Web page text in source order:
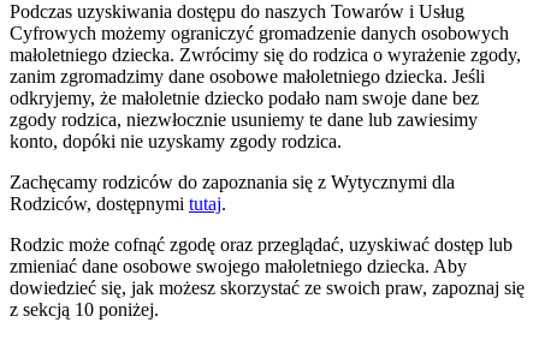
Podczas uzyskiwania dostępu do naszych Towarów i Usług
Cyfrowych możemy ograniczyć gromadzenie danych osobowych
małoletniego dziecka. Zwrócimy się do rodzica o wyrażenie zgody,
zanim zgromadzimy dane osobowe małoletniego dziecka. Jeśli
odkryjemy, że małoletnie dziecko podało nam swoje dane bez
zgody rodzica, niezwłocznie usuniemy te dane lub zawiesimy
konto, dopóki nie uzyskamy zgody rodzica.
Zachęcamy rodziców do zapoznania się z Wytycznymi dla
Rodziców, dostępnymi tutaj.
Rodzic może cofnąć zgodę oraz przeglądać, uzyskiwać dostęp lub
zmieniać dane osobowe swojego małoletniego dziecka. Aby
dowiedzieć się, jak możesz skorzystać ze swoich praw, zapoznaj się
z sekcją 10 poniżej.